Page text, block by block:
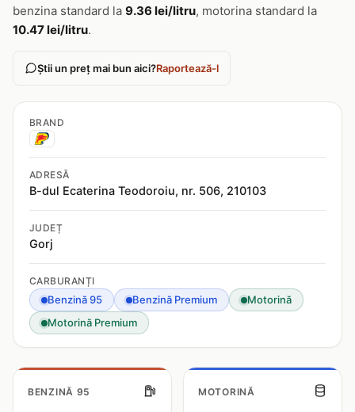
benzina standard la 9.36 lei/litru, motorina standard la
10.47 lei/litru.
Știi un preț mai bun aici?Raportează-l
BRAND
ADRESĂ
B-dul Ecaterina Teodoroiu, nr. 506, 210103
JUDEȚ
Gorj
CARBURANȚI
Benzină 95 Benzină Premium
Motorină
Motorină Premium
BENZINĂ 95 MOTORINĂ